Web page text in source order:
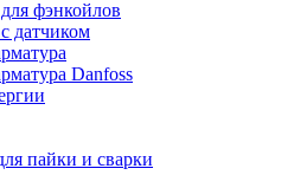
фэнкойлов
датчиком
Danfoss
пайки и сварки